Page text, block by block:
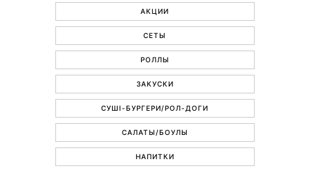
АКЦИИ
СЕТЫ
РОЛЛЫ
ЗАКУСКИ
СУШІ-БУРГЕРИ/РОЛ-ДОГИ
САЛАТЫ/БОУЛЫ
НАПИТКИ